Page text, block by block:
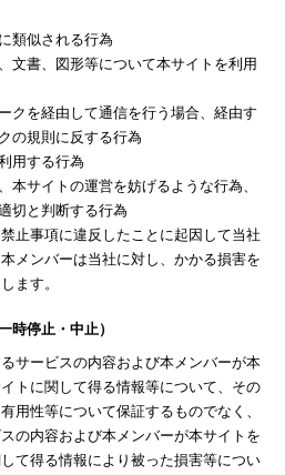
類似される行為
文書、図形等について本サイトを利用
クを経由して通信を行う場合、経由す
の規則に反する行為
用する行為
本サイトの運営を妨げるような行為、
切と判断する行為
止事項に違反したことに起因して当社
メンバーは当社に対し、かかる損害を
ます。
時停止・中止）
サービスの内容および本メンバーが本
トに関して得る情報等について、その
用性等について保証するものでなく、
の内容および本メンバーが本サイトを
て得る情報により被った損害等につい